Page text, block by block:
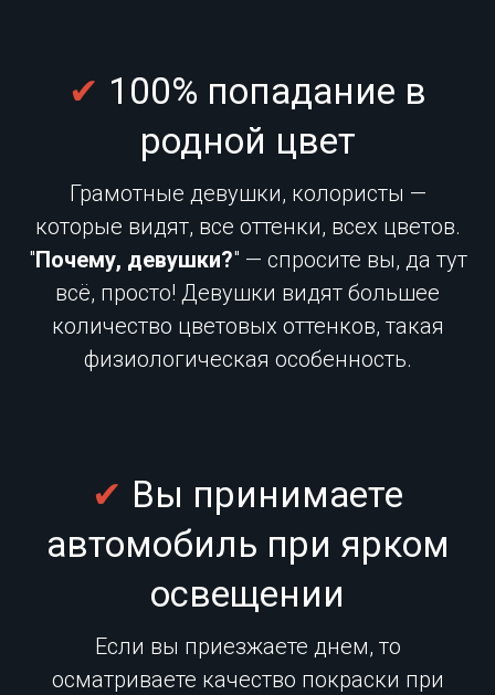
✔ 100% попадание в
родной цвет
Грамотные девушки, колористы —
которые видят, все оттенки, всех цветов.
"Почему, девушки?" — спросите вы, да тут
всё, просто! Девушки видят большее
количество цветовых оттенков, такая
физиологическая особенность.
✔ Вы принимаете
автомобиль при ярком
освещении
Если вы приезжаете днем, то
осматриваете качество покраски при